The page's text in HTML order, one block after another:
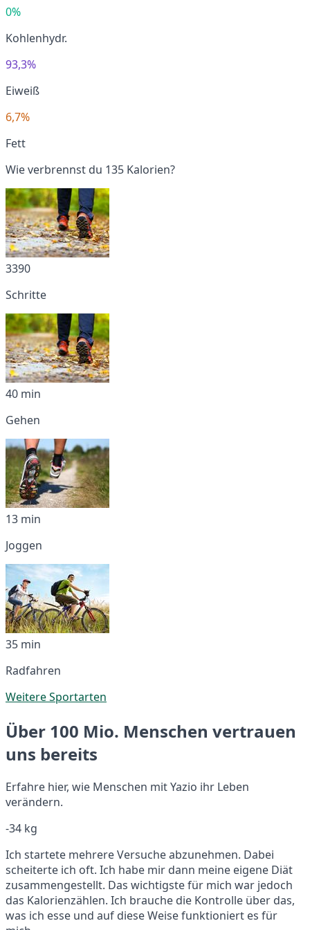
0%
Kohlenhydr.
93,3%
Eiweiß
6,7%
Fett
Wie verbrennst du 135 Kalorien?
3390
Schritte
40 min
Gehen
13 min
Joggen
35 min
Radfahren
Weitere Sportarten
Über 100 Mio. Menschen vertrauen
uns bereits
Erfahre hier, wie Menschen mit Yazio ihr Leben
verändern.
-34 kg
Ich startete mehrere Versuche abzunehmen. Dabei
scheiterte ich oft. Ich habe mir dann meine eigene Diät
zusammengestellt. Das wichtigste für mich war jedoch
das Kalorienzählen. Ich brauche die Kontrolle über das,
was ich esse und auf diese Weise funktioniert es für